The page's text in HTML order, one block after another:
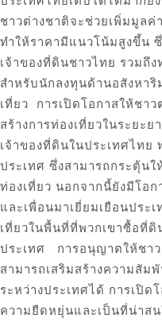
ชาวต่างชาติจะช่วยเพิ่มมูล
ทำให้ราคามีแนวโน้มสูงขึ้น
เจ้าของที่ดินชาวไทย รวมถึ
สำหรับนักลงทุนด้านอสังหา
เที่ยว การเปิดโอกาสให้ชา
สร้างการท่องเที่ยวในระยะ
เจ้าของที่ดินในประเทศไทย
ประเทศ ซึ่งสามารถกระตุ้น
ท่องเที่ยว นอกจากนี้ยังมีโอ
และเพื่อนมาเยี่ยมเยือนประ
เที่ยวในพื้นที่ที่พวกเขาซื้อที่
ประเทศ การอนุญาตให้ชา
สามารถเสริมสร้างความสัม
ระหว่างประเทศได้ การเปิด
ความยืดหยุ่นและเป็นที่น่าส